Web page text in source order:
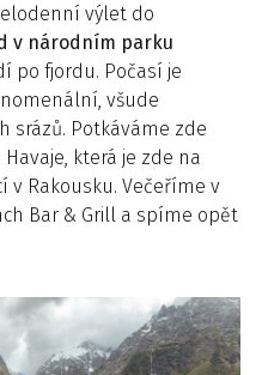
výlet do
v národním parku
po fjordu. Počasí je
všude
srázů. Potkáváme zde
která je zde na
v Rakousku. Večeříme v
Bar & Grill a spíme opět